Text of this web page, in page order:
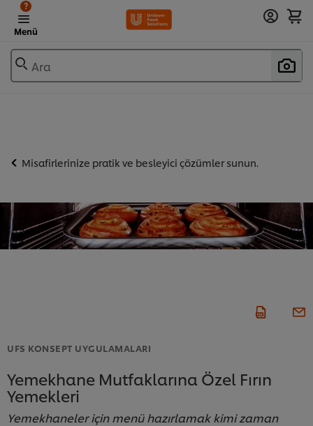
Menü
?
Ara
Misafirlerinize pratik ve besleyici çözümler sunun.
UFS KONSEPT UYGULAMALARI
Yemekhane Mutfaklarına Özel Fırın
Yemekleri
Yemekhaneler için menü hazırlamak kimi zaman